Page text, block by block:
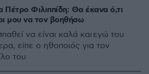
Πέτρο Φιλιππίδη: Θα έκανα ό,τι
μου να τον βοηθήσω
να είναι καλά και εγώ του
είπε ο ηθοποιός για τον
του